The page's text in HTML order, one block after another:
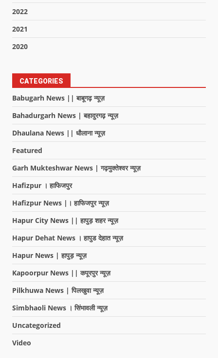
2022
2021
2020
CATEGORIES
Babugarh News || बाबूगढ़ न्यूज़
Bahadurgarh News | बहादुरगढ़ न्यूज़
Dhaulana News || धौलाना न्यूज़
Featured
Garh Mukteshwar News | गढ़मुक्तेश्वर न्यूज़
Hafizpur । हाफिजपुर
Hafizpur News |। हाफिजपुर न्यूज़
Hapur City News || हापुड़ शहर न्यूज़
Hapur Dehat News । हापुड देहात न्यूज़
Hapur News | हापुड़ न्यूज़
Kapoorpur News || कपूरपुर न्यूज़
Pilkhuwa News | पिलखुवा न्यूज़
Simbhaoli News । सिंभावली न्यूज़
Uncategorized
Video